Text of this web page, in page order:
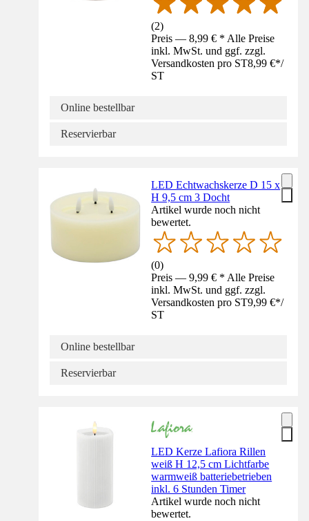
(2)
Preis — 8,99 € * Alle Preise
inkl. MwSt. und ggf. zzgl.
Versandkosten pro ST8,99 €*/
ST
Online bestellbar
Reservierbar
LED Echtwachskerze D 15 x
H 9,5 cm 3 Docht
Artikel wurde noch nicht
bewertet.
(0)
Preis — 9,99 € * Alle Preise
inkl. MwSt. und ggf. zzgl.
Versandkosten pro ST9,99 €*/
ST
Online bestellbar
Reservierbar
LED Kerze Lafiora Rillen
weiß H 12,5 cm Lichtfarbe
warmweiß batteriebetrieben
inkl. 6 Stunden Timer
Artikel wurde noch nicht
bewertet.